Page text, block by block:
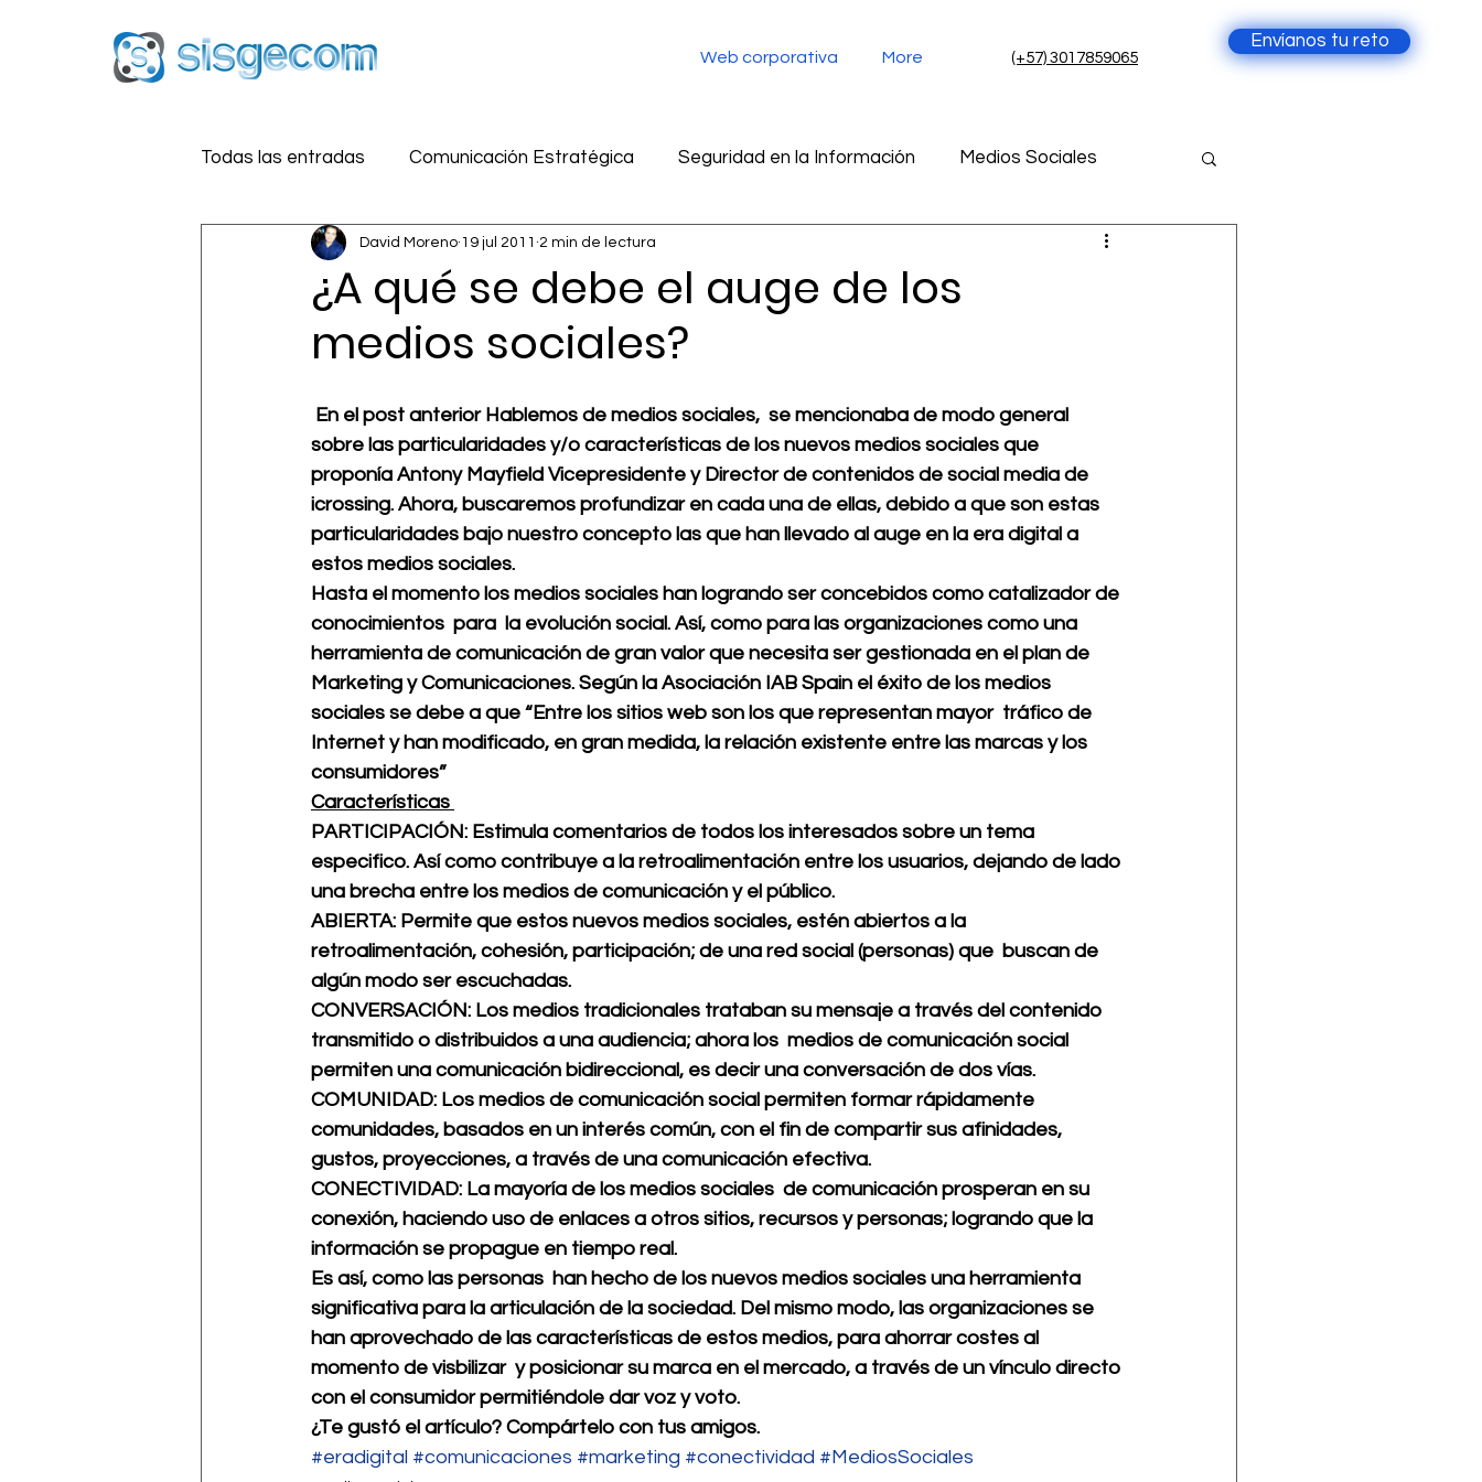
Web corporativa More (+57) 3017859065
Envíanos tu reto
Todas las entradas Comunicación Estratégica Seguridad en la Información Medios Sociales
Reputación Digital Estrategia digital Monitoreo de redes sociales
Medios Sociales Seguridad en la información
¿A qué se debe el auge de los
medios sociales?
David Moreno 19 jul 2011 2 min de lectura
En el post anterior Hablemos de medios sociales,  se mencionaba de modo general
sobre las particularidades y/o características de los nuevos medios sociales que
proponía Antony Mayfield Vicepresidente y Director de contenidos de social media de
icrossing. Ahora, buscaremos profundizar en cada una de ellas, debido a que son estas
particularidades bajo nuestro concepto las que han llevado al auge en la era digital a
estos medios sociales.
Hasta el momento los medios sociales han logrando ser concebidos como catalizador de
conocimientos  para  la evolución social. Así, como para las organizaciones como una
herramienta de comunicación de gran valor que necesita ser gestionada en el plan de
Marketing y Comunicaciones. Según la Asociación IAB Spain el éxito de los medios
sociales se debe a que “Entre los sitios web son los que representan mayor  tráfico de
Internet y han modificado, en gran medida, la relación existente entre las marcas y los
consumidores”
Características
PARTICIPACIÓN: Estimula comentarios de todos los interesados sobre un tema
especifico. Así como contribuye a la retroalimentación entre los usuarios, dejando de lado
una brecha entre los medios de comunicación y el público.
ABIERTA: Permite que estos nuevos medios sociales, estén abiertos a la
retroalimentación, cohesión, participación; de una red social (personas) que  buscan de
algún modo ser escuchadas.
CONVERSACIÓN: Los medios tradicionales trataban su mensaje a través del contenido
transmitido o distribuidos a una audiencia; ahora los  medios de comunicación social
permiten una comunicación bidireccional, es decir una conversación de dos vías.
COMUNIDAD: Los medios de comunicación social permiten formar rápidamente
comunidades, basados en un interés común, con el fin de compartir sus afinidades,
gustos, proyecciones, a través de una comunicación efectiva.
CONECTIVIDAD: La mayoría de los medios sociales  de comunicación prosperan en su
conexión, haciendo uso de enlaces a otros sitios, recursos y personas; logrando que la
información se propague en tiempo real.
Es así, como las personas  han hecho de los nuevos medios sociales una herramienta
significativa para la articulación de la sociedad. Del mismo modo, las organizaciones se
han aprovechado de las características de estos medios, para ahorrar costes al
momento de visbilizar  y posicionar su marca en el mercado, a través de un vínculo directo
con el consumidor permitiéndole dar voz y voto.
¿Te gustó el artículo? Compártelo con tus amigos.
#eradigital #comunicaciones #marketing #conectividad #MediosSociales